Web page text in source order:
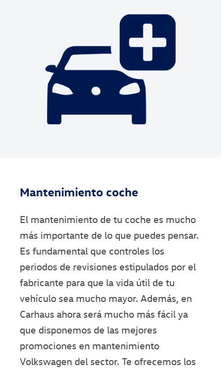
Mantenimiento coche
El mantenimiento de tu coche es mucho
más importante de lo que puedes pensar.
Es fundamental que controles los
periodos de revisiones estipulados por el
fabricante para que la vida útil de tu
vehículo sea mucho mayor. Además, en
Carhaus ahora será mucho más fácil ya
que disponemos de las mejores
promociones en mantenimiento
Volkswagen del sector. Te ofrecemos los